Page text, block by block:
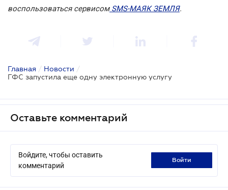
воспользоваться сервисомSMS-МАЯК ЗЕМЛЯ.
Главная / Новости /
ГФС запустила еще одну электронную услугу
Оставьте комментарий
Войдите, чтобы оставить
комментарий
войти